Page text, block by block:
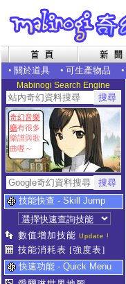
• 關於道具 • 可生產物品 •
Mabinogi Search Engine
奇幻音樂
廳有很多
樂譜與歌
曲喔～
技能快查 - Skill Jump
數值增加技能 Update !
技能消耗表 [強度表]
快速功能 - Quick Menu